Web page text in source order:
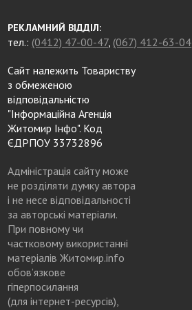
РЕКЛАМНИЙ ВІДДІЛ:
тел.: (0412) 47-00-47, (067) 412-63-04
Сайт належить Товариству
з обмеженою
відповідальністю
"Інформаційна Агенція
Житомир Інфо". Код
ЄДРПОУ 33732896
Адміністрація сайту може
не розділяти думку автора
і не несе відповідальності
за авторські матеріали.
При повному чи
частковому використанні
матеріалів Житомир.info
обов’язкове
гіперпосилання
(для інтернет-ресурсів),